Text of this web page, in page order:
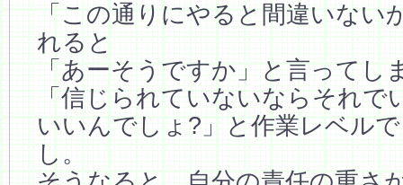
「この通りにやると間違いない
れると
「あーそうですか」と言ってし
「信じられていないならそれで
いいんでしょ?」と作業レベル
し。